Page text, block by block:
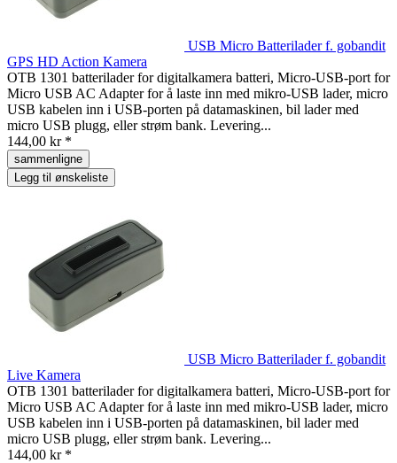
USB Micro Batterilader f. gobandit
GPS HD Action Kamera
OTB 1301 batterilader for digitalkamera batteri, Micro-USB-port for
Micro USB AC Adapter for å laste inn med mikro-USB lader, micro
USB kabelen inn i USB-porten på datamaskinen, bil lader med
micro USB plugg, eller strøm bank. Levering...
144,00 kr *
sammenligne
Legg til ønskeliste
USB Micro Batterilader f. gobandit
Live Kamera
OTB 1301 batterilader for digitalkamera batteri, Micro-USB-port for
Micro USB AC Adapter for å laste inn med mikro-USB lader, micro
USB kabelen inn i USB-porten på datamaskinen, bil lader med
micro USB plugg, eller strøm bank. Levering...
144,00 kr *